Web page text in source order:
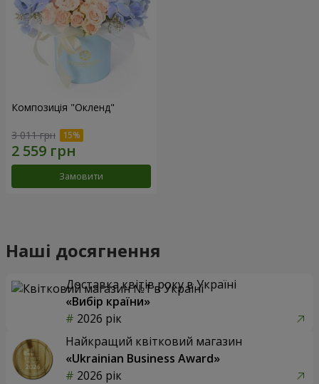
Композиція "Окленд"
3 011 грн
Замовити
Наші досягнення
Доставка квітів року в Україні
«Вибір країни»
2026 рік
Найкращий квітковий магазин
«Ukrainian Business Award»
2026 рік